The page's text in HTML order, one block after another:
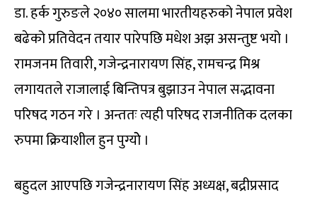
डा. हर्क गुरुङले २०४० सालमा भारतीयहरुको नेपाल प्रवेश
बढेको प्रतिवेदन तयार पारेपछि मधेश अझ असन्तुष्ट भयो ।
रामजनम तिवारी, गजेन्द्रनारायण सिंह, रामचन्द्र मिश्र
लगायतले राजालाई बिन्तिपत्र बुझाउन नेपाल सद्भावना
परिषद गठन गरे । अन्ततः त्यही परिषद राजनीतिक दलका
रुपमा क्रियाशील हुन पुग्योे ।
बहुदल आएपछि गजेन्द्रनारायण सिंह अध्यक्ष, बद्रीप्रसाद